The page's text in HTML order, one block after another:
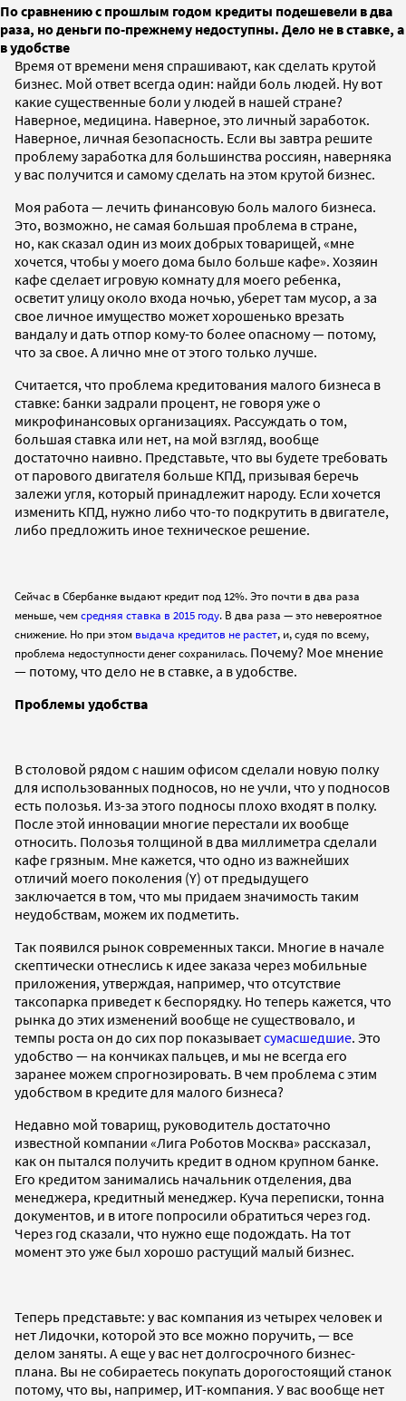
По сравнению с прошлым годом кредиты подешевели в два
раза, но деньги по-прежнему недоступны. Дело не в ставке, а
в удобстве
Время от времени меня спрашивают, как сделать крутой
бизнес. Мой ответ всегда один: найди боль людей. Ну вот
какие существенные боли у людей в нашей стране?
Наверное, медицина. Наверное, это личный заработок.
Наверное, личная безопасность. Если вы завтра решите
проблему заработка для большинства россиян, наверняка
у вас получится и самому сделать на этом крутой бизнес.
Моя работа — лечить финансовую боль малого бизнеса.
Это, возможно, не самая большая проблема в стране,
но, как сказал один из моих добрых товарищей, «мне
хочется, чтобы у моего дома было больше кафе». Хозяин
кафе сделает игровую комнату для моего ребенка,
осветит улицу около входа ночью, уберет там мусор, а за
свое личное имущество может хорошенько врезать
вандалу и дать отпор кому-то более опасному — потому,
что за свое. А лично мне от этого только лучше.
Считается, что проблема кредитования малого бизнеса в
ставке: банки задрали процент, не говоря уже о
микрофинансовых организациях. Рассуждать о том,
большая ставка или нет, на мой взгляд, вообще
достаточно наивно. Представьте, что вы будете требовать
от парового двигателя больше КПД, призывая беречь
залежи угля, который принадлежит народу. Если хочется
изменить КПД, нужно либо что-то подкрутить в двигателе,
либо предложить иное техническое решение.
Сейчас в Сбербанке выдают кредит под 12%. Это почти в два раза
меньше, чемсредняя ставка в 2015 году. В два раза — это невероятное
снижение. Но при этом выдача кредитов не растет, и, судя по всему,
проблема недоступности денег сохранилась. Почему? Мое мнение
— потому, что дело не в ставке, а в удобстве.
Проблемы удобства
В столовой рядом с нашим офисом сделали новую полку
для использованных подносов, но не учли, что у подносов
есть полозья. Из-за этого подносы плохо входят в полку.
После этой инновации многие перестали их вообще
относить. Полозья толщиной в два миллиметра сделали
кафе грязным. Мне кажется, что одно из важнейших
отличий моего поколения (Y) от предыдущего
заключается в том, что мы придаем значимость таким
неудобствам, можем их подметить.
Так появился рынок современных такси. Многие в начале
скептически отнеслись к идее заказа через мобильные
приложения, утверждая, например, что отсутствие
таксопарка приведет к беспорядку. Но теперь кажется, что
рынка до этих изменений вообще не существовало, и
темпы роста он до сих пор показываетсумасшедшие. Это
удобство — на кончиках пальцев, и мы не всегда его
заранее можем спрогнозировать. В чем проблема с этим
удобством в кредите для малого бизнеса?
Недавно мой товарищ, руководитель достаточно
известной компании «Лига Роботов Москва» рассказал,
как он пытался получить кредит в одном крупном банке.
Его кредитом занимались начальник отделения, два
менеджера, кредитный менеджер. Куча переписки, тонна
документов, и в итоге попросили обратиться через год.
Через год сказали, что нужно еще подождать. На тот
момент это уже был хорошо растущий малый бизнес.
Теперь представьте: у вас компания из четырех человек и
нет Лидочки, которой это все можно поручить, — все
делом заняты. А еще у вас нет долгосрочного бизнес-
плана. Вы не собираетесь покупать дорогостоящий станок
потому, что вы, например, ИТ-компания. У вас вообще нет